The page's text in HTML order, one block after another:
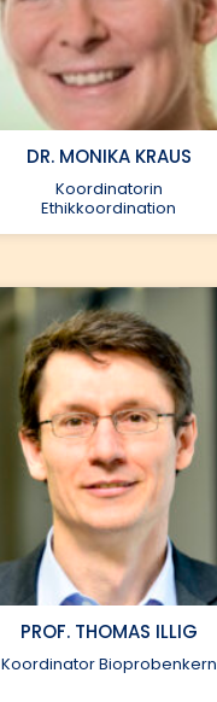
Heuschmann_P@ukw.de
Universitätsklinikum
DR. MONIKA KRAUS
Koordinatorin
Ethikkoordination
monika.kraus@helmholtz-
munich.de
089 3187 2808
PROF. THOMAS ILLIG
Koordinator Bioprobenkern